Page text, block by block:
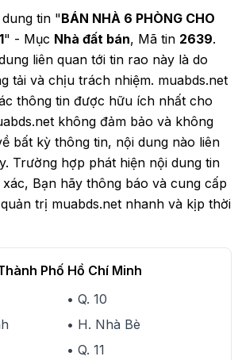
tin "BÁN NHÀ 6 PHÒNG CHO
" - Mục Nhà đất bán, Mã tin 2639.
liên quan tới tin rao này là do
tải và chịu trách nhiệm. muabds.net
thông tin được hữu ích nhất cho
không đảm bảo và không
bất kỳ thông tin, nội dung nào liên
Trường hợp phát hiện nội dung tin
Bạn hãy thông báo và cung cấp
trị muabds.net nhanh và kịp thời
Phố Hồ Chí Minh
• Q. 10
• H. Nhà Bè
• Q. 11